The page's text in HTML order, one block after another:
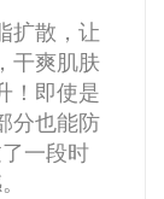
扩散，让
干爽肌肤
！即使是
分也能防
一段时